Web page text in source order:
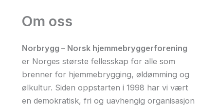
Om oss
Norbrygg – Norsk hjemmebryggerforening
er Norges største fellesskap for alle som
brenner for hjemmebrygging, øldømming og
ølkultur. Siden oppstarten i 1998 har vi vært
en demokratisk, fri og uavhengig organisasjon